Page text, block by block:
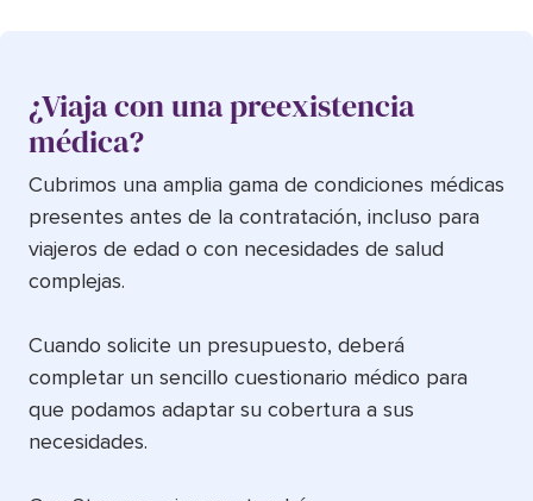
¿Viaja con una preexistencia
médica?
Cubrimos una amplia gama de condiciones médicas
presentes antes de la contratación, incluso para
viajeros de edad o con necesidades de salud
complejas.
Cuando solicite un presupuesto, deberá
completar un sencillo cuestionario médico para
que podamos adaptar su cobertura a sus
necesidades.